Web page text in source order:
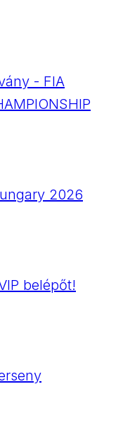
- FIA
2026
belépőt!